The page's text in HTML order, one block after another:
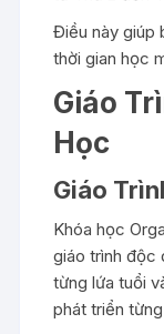
Điều này giúp
thời gian học
Giáo
Học
Giáo
Khóa học
giáo trình độc
từng lứa tuổi
phát triển